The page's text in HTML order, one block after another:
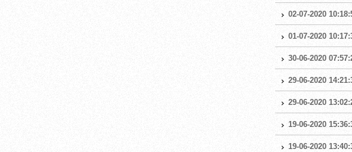
02-07-2020
01-07-2020
30-06-2020
29-06-2020
29-06-2020
19-06-2020
19-06-2020